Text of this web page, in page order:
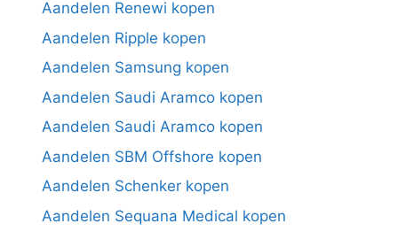
Aandelen Renewi kopen
Aandelen Ripple kopen
Aandelen Samsung kopen
Aandelen Saudi Aramco kopen
Aandelen Saudi Aramco kopen
Aandelen SBM Offshore kopen
Aandelen Schenker kopen
Aandelen Sequana Medical kopen